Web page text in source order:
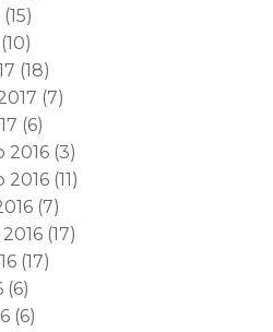
(15)
(10)
(18)
(7)
(6)
2016 (3)
2016 (11)
(7)
(17)
(17)
(6)
(6)